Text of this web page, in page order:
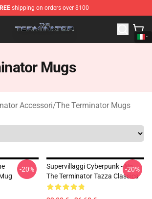
shipping on orders over $100
Store - Official The Terminator
Mugs
Accessori/The Terminator Mugs
-20%
Supervillaggi Cyberpunk - No.
The Terminator Tazza Classica
-20%